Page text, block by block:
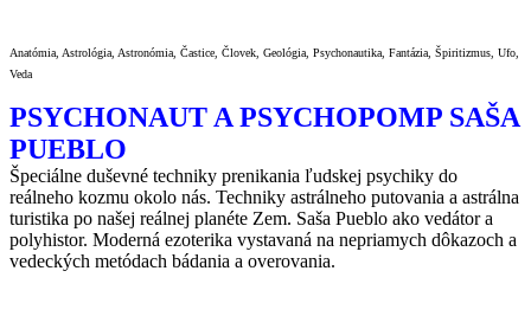
Anatómia, Astrológia, Astronómia, Častice, Človek, Geológia, Psychonautika, Fantázia, Špiritizmus, Ufo,
Veda
PSYCHONAUT A PSYCHOPOMP SAŠA
PUEBLO
Špeciálne duševné techniky prenikania ľudskej psychiky do
reálneho kozmu okolo nás. Techniky astrálneho putovania a astrálna
turistika po našej reálnej planéte Zem. Saša Pueblo ako vedátor a
polyhistor. Moderná ezoterika vystavaná na nepriamych dôkazoch a
vedeckých metódach bádania a overovania.